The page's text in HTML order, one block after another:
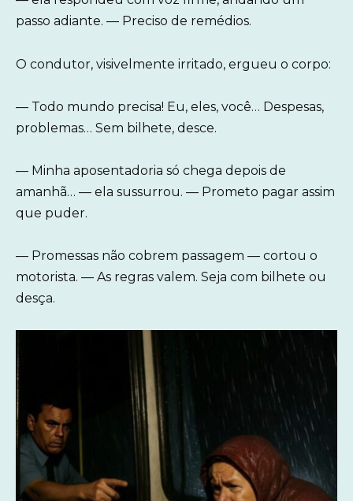
passo adiante. — Preciso de remédios.
O condutor, visivelmente irritado, ergueu o corpo:
— Todo mundo precisa! Eu, eles, você… Despesas,
problemas… Sem bilhete, desce.
— Minha aposentadoria só chega depois de
amanhã… — ela sussurrou. — Prometo pagar assim
que puder.
— Promessas não cobrem passagem — cortou o
motorista. — As regras valem. Seja com bilhete ou
desça.